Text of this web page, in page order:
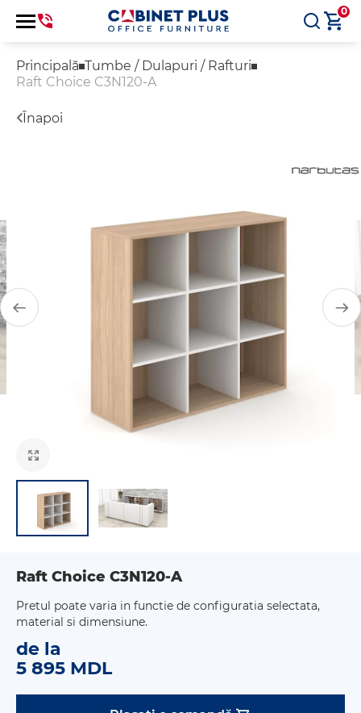
0
Principală Tumbe / Dulapuri / Rafturi
Raft Choice C3N120-A
Înapoi
Raft Choice C3N120-A
Pretul poate varia in functie de configuratia selectata,
material si dimensiune.
de la
5 895 MDL